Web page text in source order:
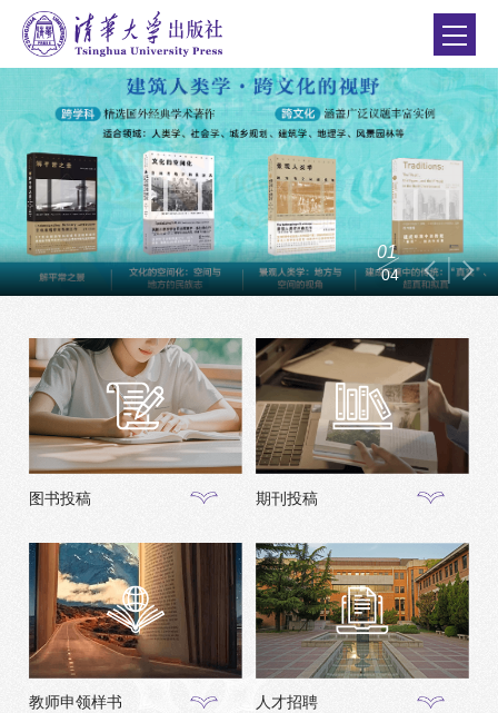
02
04
图书投稿 期刊投稿
教师申领样书 人才招聘